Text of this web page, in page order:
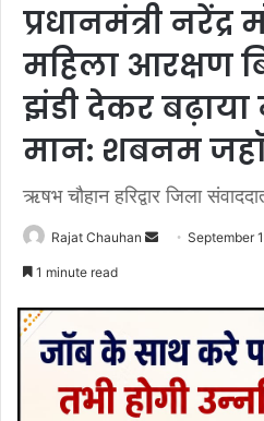
प्रधानमंत्री
महिला आरक्षण
झंडी देकर बढ़ाया
मान: शबनम
ऋषभ चौहान हरिद्वार जिला
Rajat Chauhan
Send September
1 minute read